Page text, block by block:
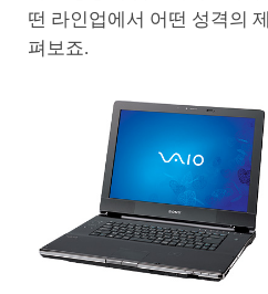
떤 라인업에서 어떤 성격의
펴보죠.